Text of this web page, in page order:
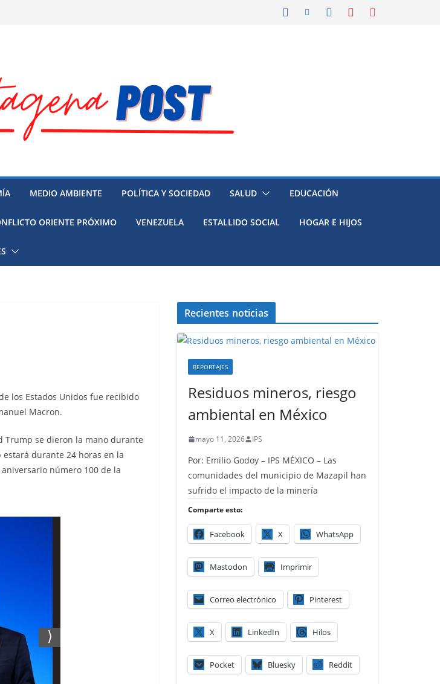
MEDIO AMBIENTE POLÍTICA Y SOCIEDAD SALUD EDUCACIÓN
ORIENTE PRÓXIMO VENEZUELA ESTALLIDO SOCIAL HOGAR E HIJOS
los Estados Unidos fue recibido
Macron.
Trump se dieron la mano durante
estará durante 24 horas en la
número 100 de la
Recientes noticias
REPORTAJES
Residuos mineros, riesgo
ambiental en México
mayo 11, 2026 IPS
Por: Emilio Godoy – IPS MÉXICO – Las
comunidades del municipio de Mazapil han
sufrido el impacto de la minería
Comparte esto:
Facebook X WhatsApp
Mastodon Imprimir
Correo electrónico Pinterest
X LinkedIn Hilos
Pocket Bluesky Reddit